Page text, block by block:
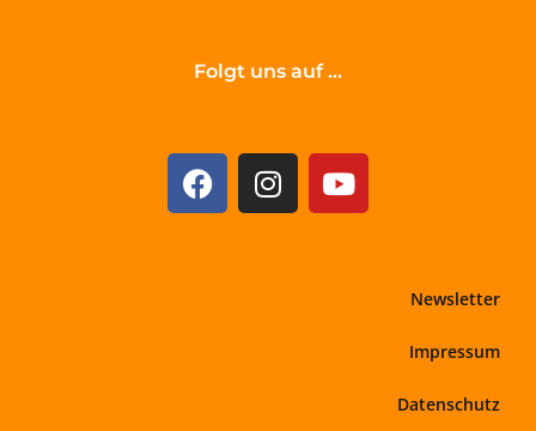
Folgt uns auf ...
Newsletter
Impressum
Datenschutz